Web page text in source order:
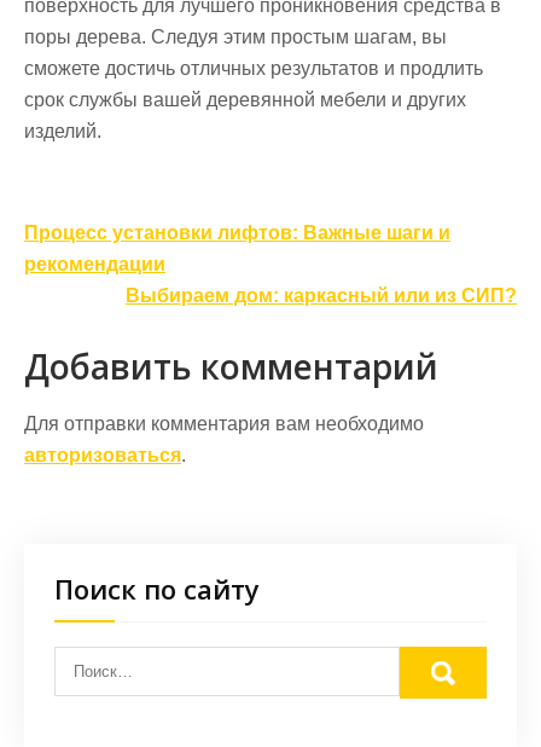
поверхность для лучшего проникновения средства в
поры дерева. Следуя этим простым шагам, вы
сможете достичь отличных результатов и продлить
срок службы вашей деревянной мебели и других
изделий.
Навигация
по
записям
Процесс установки лифтов: Важные шаги и
рекомендации
Выбираем дом: каркасный или из СИП?
Добавить комментарий
Для отправки комментария вам необходимо
авторизоваться.
Поиск по сайту